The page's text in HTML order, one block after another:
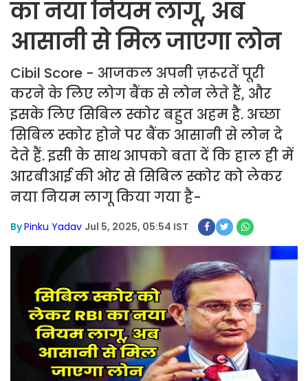
का नया नियम लागू, अब
आसानी से मिल जाएगा लोन
Cibil Score - आजकल अपनी ज़रूरतें पूरी
करने के लिए लोग बैंक से लोन लेते हैं, और
इसके लिए सिबिल स्कोर बहुत अहम है. अच्छा
सिबिल स्कोर होने पर बैंक आसानी से लोन दे
देते हैं. इसी के साथ आपको बता दें कि हाल ही में
आरबीआई की ओर से सिबिल स्कोर को लेकर
नया नियम लागू किया गया है-
ByPinku Yadav Jul 5, 2025, 05:54 IST